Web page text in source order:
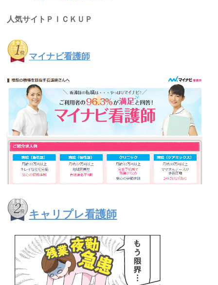
人気サイトＰＩＣＫＵＰ
マイナビ看護師
キャリプレ看護師